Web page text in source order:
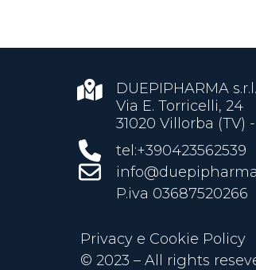
DUEPIPHARMA s.r.l.
Via E. Torricelli, 24
31020 Villorba (TV)
tel:+390423562539
P.iva 03687520266
Privacy e Cookie Policy
© 2023 – All rights